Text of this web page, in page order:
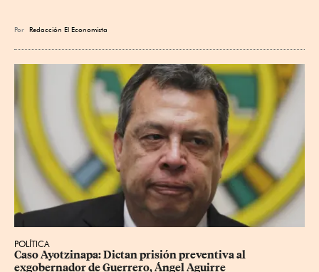
Por Redacción El Economista
POLÍTICA
Caso Ayotzinapa: Dictan prisión preventiva al
exgobernador de Guerrero, Ángel Aguirre